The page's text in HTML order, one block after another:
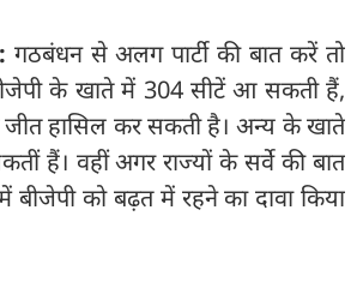
गठबंधन से अलग पार्टी की बात करें तो
के खाते में 304 सीटें आ सकती हैं,
जीत हासिल कर सकती है। अन्य के खाते
हैं। वहीं अगर राज्यों के सर्वे की बात
बीजेपी को बढ़त में रहने का दावा किया